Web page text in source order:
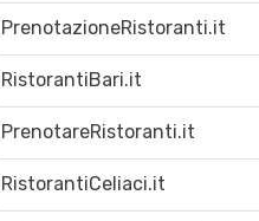
PrenotazioneRistoranti.it
RistorantiBari.it
PrenotareRistoranti.it
RistorantiCeliaci.it